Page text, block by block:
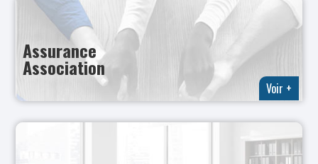
Assurance
Association
Voir +